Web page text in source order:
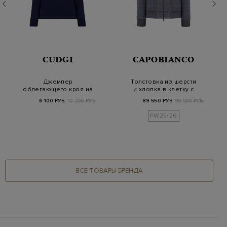
CUDGI
Джемпер
облегающего кроя из
вискозы, шерсти…
6 100 РУБ. 12 200 РУБ.
CAPOBIANCO
Толстовка из шерсти
и хлопка в клетку с
89 550 РУБ. 99 500 РУБ.
FW25/26
ВСЕ ТОВАРЫ БРЕНДА